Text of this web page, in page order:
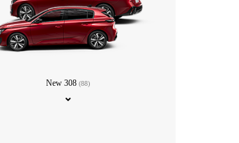
New 308(88)